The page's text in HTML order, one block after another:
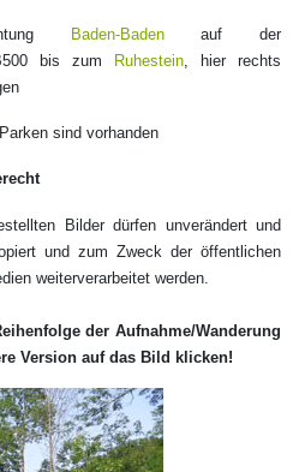
Baden-Baden
auf der
bis zum Ruhestein, hier rechts
sind vorhanden
Bilder dürfen unverändert und
und zum Zweck der öffentlichen
weiterverarbeitet werden.
der Aufnahme/Wanderung
Version auf das Bild klicken!